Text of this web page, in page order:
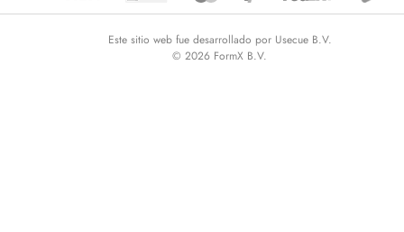
Este sitio web fue desarrollado por Usecue B.V.
© 2026 FormX B.V.